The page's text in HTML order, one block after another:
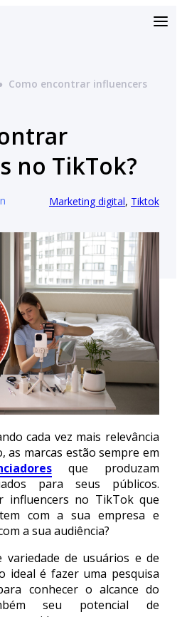
Como encontrar influencers
no TikTok?
Marketing digital, Tiktok
cada vez mais relevância
as marcas estão sempre em
que produzam
para seus públicos.
influencers no TikTok que
com a sua empresa e
a sua audiência?
de usuários e de
ideal é fazer uma pesquisa
conhecer o alcance do
seu potencial de